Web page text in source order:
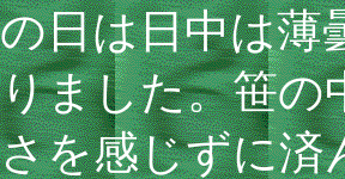
は日中は薄
ました。笹
を感じずに済